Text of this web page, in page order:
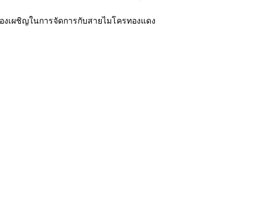
เผชิญในการจัดการกับสายไมโครทองแดง